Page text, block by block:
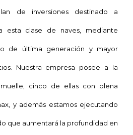
de inversiones destinado a
esta clase de naves, mediante
de última generación y mayor
Nuestra empresa posee a la
cinco de ellas con plena
y además estamos ejecutando
que aumentará la profundidad en